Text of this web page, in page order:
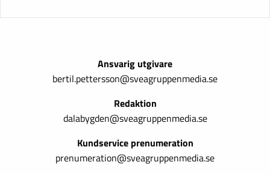
Ansvarig utgivare
bertil.pettersson@sveagruppenmedia.se
Redaktion
dalabygden@sveagruppenmedia.se
Kundservice prenumeration
prenumeration@sveagruppenmedia.se